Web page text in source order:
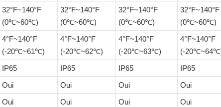
32°F~140°F
(0℃~60℃)
32°F~140°F
(0℃~60℃)
32°F~140°F
(0℃~60℃)
32°F~140°F
(0℃~60℃)
4°F~140°F
(-20℃~61℃)
4°F~140°F
(-20℃~62℃)
4°F~140°F
(-20℃~63℃)
4°F~140°F
(-
IP65 IP65 IP65 IP65
Oui Oui Oui Oui
Oui Oui Oui Oui